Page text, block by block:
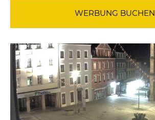
WERBUNG BUCHEN